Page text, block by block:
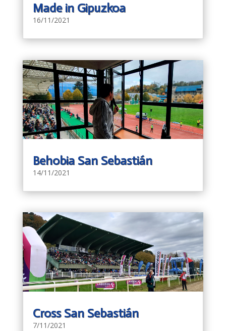
Made in Gipuzkoa
16/11/2021
Behobia San Sebastián
14/11/2021
Cross San Sebastián
7/11/2021